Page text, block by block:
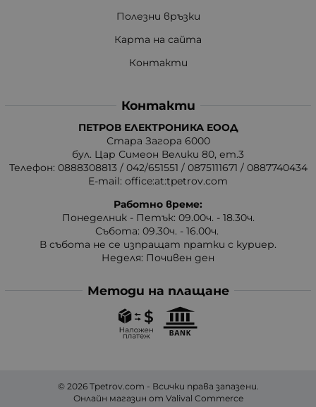
Полезни връзки
Карта на сайта
Контакти
Контакти
ПЕТРОВ ЕЛЕКТРОНИКА ЕООД
Стара Загора 6000
бул. Цар Симеон Велики 80, ет.3
Телефон: 0888308813 / 042/651551 / 0875111671 / 0887740434
E-mail: office:at:tpetrov.com
Работно време:
Понеделник - Петък: 09.00ч. - 18.30ч.
Събота: 09.30ч. - 16.00ч.
В събота не се изпращат пратки с куриер.
Неделя: Почивен ден
Методи на плащане
© 2026 Tpetrov.com - Всички права запазени.
Онлайн магазин от Valival Commerce